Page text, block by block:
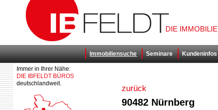
DIE
Immobiliensuche Seminare Kundeninfos
Immer in Ihrer Nähe:
DIE IBFELDT BÜROS
deutschlandweit.
zurück
90482 Nürnberg